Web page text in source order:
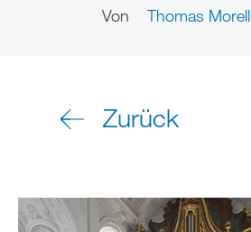
Von
Thomas Morell
Zurück